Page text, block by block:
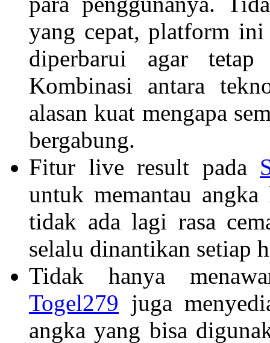
yang cepat, platform
diperbarui agar
Kombinasi antara
alasan kuat mengapa
bergabung.
Fitur live result pada
untuk memantau angka
tidak ada lagi rasa
selalu dinantikan setiap
Tidak hanya
Togel279 juga
angka yang bisa